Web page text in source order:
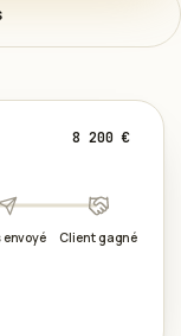
8 200 €
envoyé Client gagné